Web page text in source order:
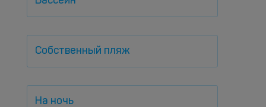
Собственный пляж
На ночь